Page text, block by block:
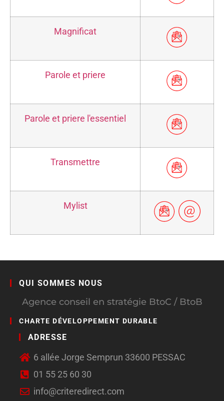
Magnificat
Parole et priere
Parole et priere l'essentiel
Transmettre
Mylist
QUI SOMMES NOUS
Agence conseil en stratégie BtoC / BtoB
CHARTE DÉVELOPPEMENT DURABLE
ADRESSE
6 allée Jorge Semprun 33600 PESSAC
01 55 25 60 30
info@criteredirect.com